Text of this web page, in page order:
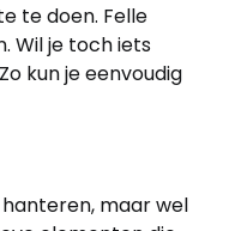
te doen. Felle
Wil je toch iets
kun je eenvoudig
maar wel